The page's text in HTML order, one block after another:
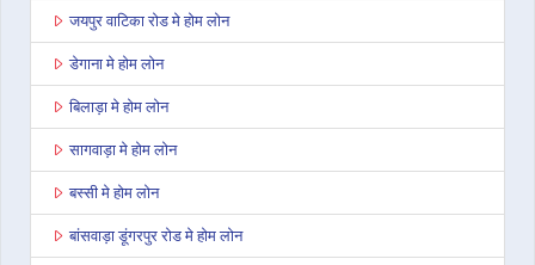
जयपुर वाटिका रोड मे होम लोन
डेगाना मे होम लोन
बिलाड़ा मे होम लोन
सागवाड़ा मे होम लोन
बस्सी मे होम लोन
बांसवाड़ा डूंगरपुर रोड मे होम लोन